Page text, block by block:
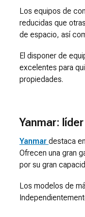
Los equipos de
reducidas que
de espacio, así
El disponer de
excelentes para
propiedades.
Yanmar:
Yanmar destaca
Ofrecen una gran
por su gran
Los modelos de